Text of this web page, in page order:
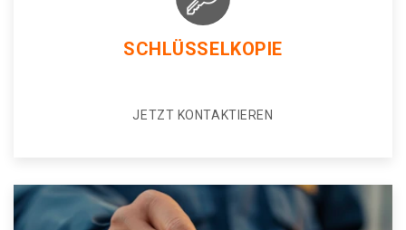
SCHLÜSSELKOPIE
JETZT KONTAKTIEREN